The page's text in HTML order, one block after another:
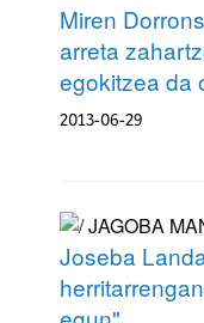
Miren
arreta
egokitzea da
2013-06-29
Joseba